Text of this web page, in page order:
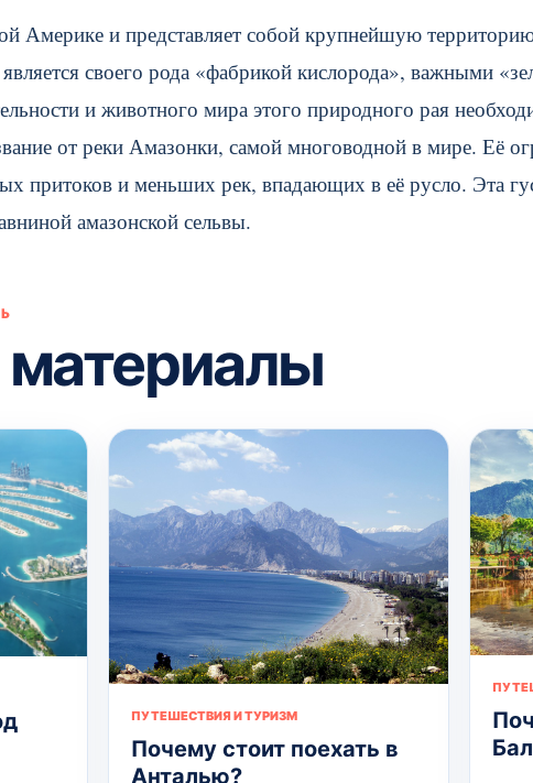
Америке и представляет собой крупнейшую
своего рода «фабрикой кислорода», важными
и животного мира этого природного рая
от реки Амазонки, самой многоводной в мире. Её
притоков и меньших рек, впадающих в её русло. Эта
амазонской сельвы.
ПУТЕШЕСТВИЯ И ТУРИЗМ
Почему стоит поехать в
Анталью?